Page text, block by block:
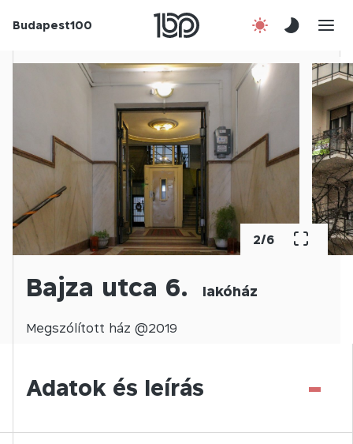
Budapest100
Csatlakozz!
Kapcsolat
En
2/6
Bajza utca 6. lakóház
Megszólított ház @2019
Adatok és leírás -